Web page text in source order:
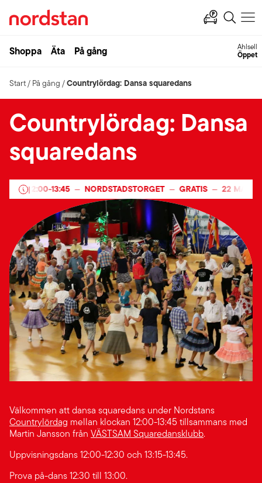
Shoppa Äta På gång Ahlsell
Öppet
Start/ På gång /Countrylördag: Dansa squaredans
Countrylördag: Dansa
squaredans
|
12:00-13:45 — NORDSTADSTORGET — GRATIS — 22 MARS
Välkommen att dansa squaredans under Nordstans
Countrylördag mellan klockan 12:00-13:45 tillsammans med
Martin Jansson från VÄSTSAM Squaredansklubb.
Uppvisningsdans 12:00-12:30 och 13:15-13:45.
Prova på-dans 12:30 till 13:00.